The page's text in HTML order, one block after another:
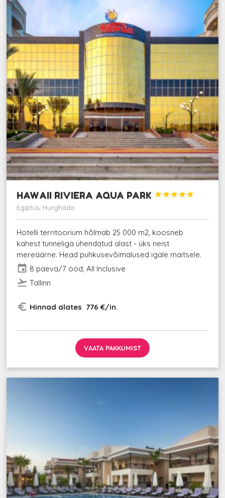
HAWAII RIVIERA AQUA PARK 




Egiptus, Hurghada
Hotelli territoorium hõlmab 25 000 m2, koosneb
kahest tunneliga ühendatud alast - üks neist
mereäärne. Head puhkusevõimalused igale maitsele.
event 8 päeva/7 ööd, All Inclusive
flight_takeoff Tallinn
euro_symbol Hinnad alates 776 €/in.
VAATA PAKKUMIST